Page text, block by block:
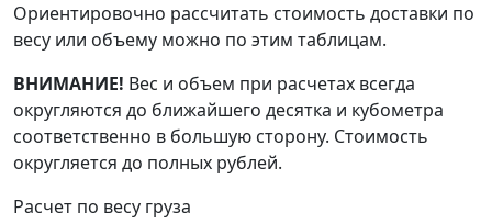
Ориентировочно рассчитать стоимость доставки по
весу или объему можно по этим таблицам.
ВНИМАНИЕ! Вес и объем при расчетах всегда
округляются до ближайшего десятка и кубометра
соответственно в большую сторону. Стоимость
округляется до полных рублей.
Расчет по весу груза